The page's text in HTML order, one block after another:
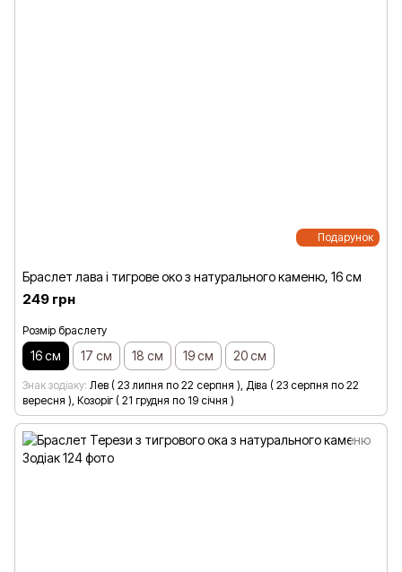
Подарунок
Браслет лава і тигрове око з натурального каменю, 16 см
249 грн
Розмір браслету
16 см 17 см 18 см 19 см 20 см
Знак зодіаку Лев ( 23 липня по 22 серпня ), Діва ( 23 серпня по 22
вересня ), Козоріг ( 21 грудня по 19 січня )